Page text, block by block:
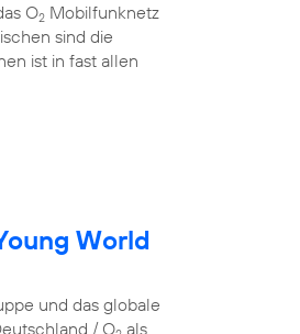
O2 Mobilfunknetz
sind die
ist in fast allen
World
und das globale
/ O als